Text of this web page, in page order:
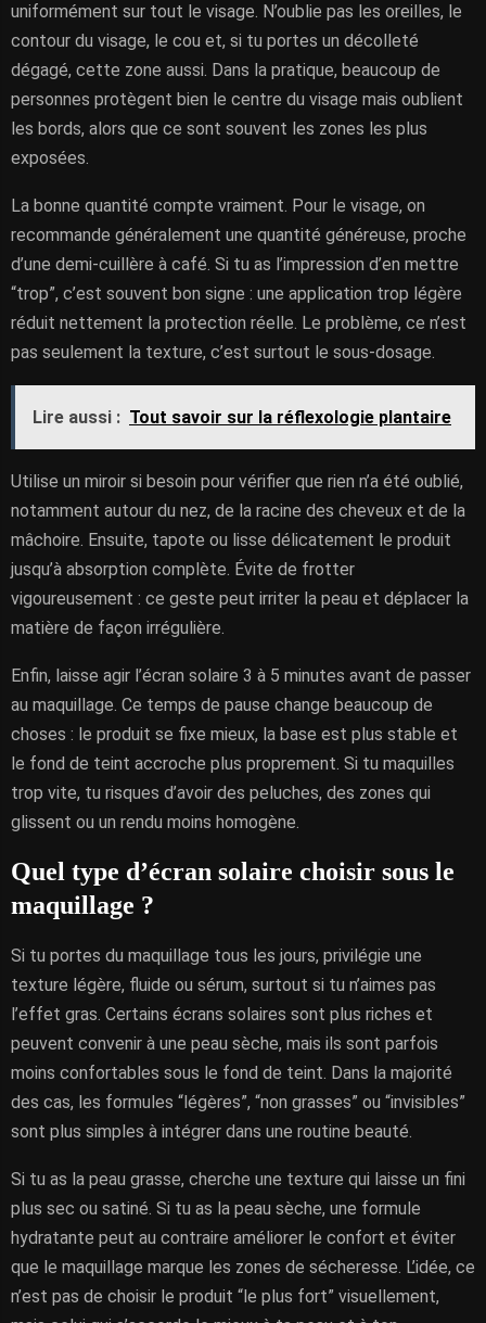
uniformément sur tout le visage. N’oublie pas les oreilles, le
contour du visage, le cou et, si tu portes un décolleté
dégagé, cette zone aussi. Dans la pratique, beaucoup de
personnes protègent bien le centre du visage mais oublient
les bords, alors que ce sont souvent les zones les plus
exposées.
La bonne quantité compte vraiment. Pour le visage, on
recommande généralement une quantité généreuse, proche
d’une demi-cuillère à café. Si tu as l’impression d’en mettre
“trop”, c’est souvent bon signe : une application trop légère
réduit nettement la protection réelle. Le problème, ce n’est
pas seulement la texture, c’est surtout le sous-dosage.
Lire aussi : Tout savoir sur la réflexologie plantaire
Utilise un miroir si besoin pour vérifier que rien n’a été oublié,
notamment autour du nez, de la racine des cheveux et de la
mâchoire. Ensuite, tapote ou lisse délicatement le produit
jusqu’à absorption complète. Évite de frotter
vigoureusement : ce geste peut irriter la peau et déplacer la
matière de façon irrégulière.
Enfin, laisse agir l’écran solaire 3 à 5 minutes avant de passer
au maquillage. Ce temps de pause change beaucoup de
choses : le produit se fixe mieux, la base est plus stable et
le fond de teint accroche plus proprement. Si tu maquilles
trop vite, tu risques d’avoir des peluches, des zones qui
glissent ou un rendu moins homogène.
Quel type d’écran solaire choisir sous le
maquillage ?
Si tu portes du maquillage tous les jours, privilégie une
texture légère, fluide ou sérum, surtout si tu n’aimes pas
l’effet gras. Certains écrans solaires sont plus riches et
peuvent convenir à une peau sèche, mais ils sont parfois
moins confortables sous le fond de teint. Dans la majorité
des cas, les formules “légères”, “non grasses” ou “invisibles”
sont plus simples à intégrer dans une routine beauté.
Si tu as la peau grasse, cherche une texture qui laisse un fini
plus sec ou satiné. Si tu as la peau sèche, une formule
hydratante peut au contraire améliorer le confort et éviter
que le maquillage marque les zones de sécheresse. L’idée, ce
n’est pas de choisir le produit “le plus fort” visuellement,